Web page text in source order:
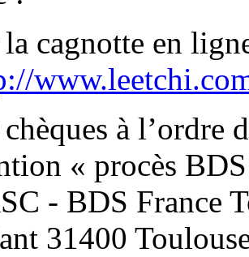
cagnotte en
à l’ordre
« procès
- BDS France
31400